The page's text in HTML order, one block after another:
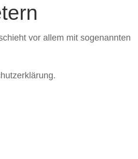
vor allem mit sogenannten